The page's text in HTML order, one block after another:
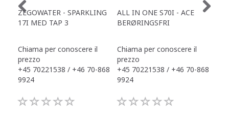
ZEGOWATER - SPARKLING
17I MED TAP 3
Chiama per conoscere il
prezzo
+45 70221538 / +46 70-868
9924
ALL IN ONE S70I - ACE
BERØRINGSFRI
Chiama per conoscere il
prezzo
+45 70221538 / +46 70-868
9924